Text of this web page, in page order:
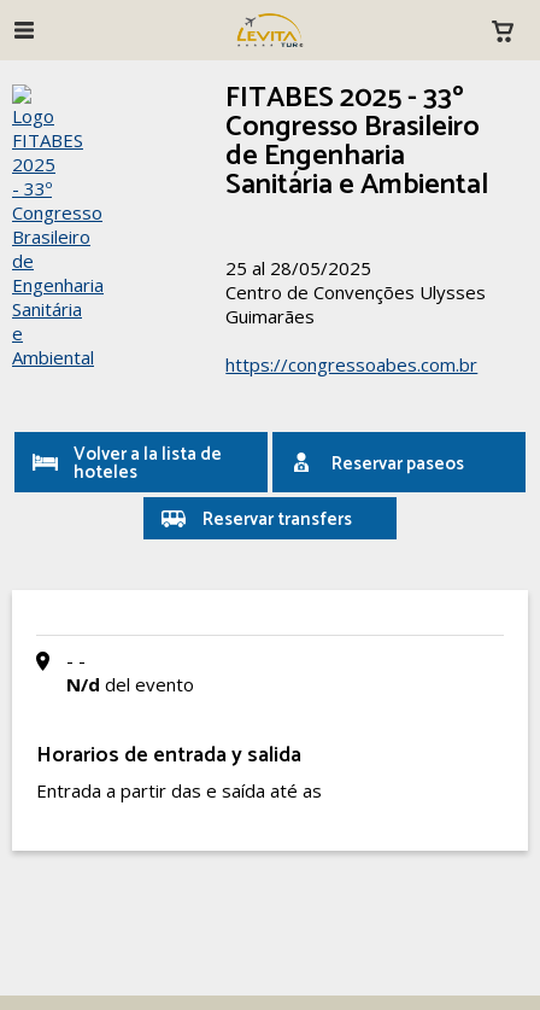
FITABES 2025 - 33º
Congresso Brasileiro
de Engenharia
Sanitária e Ambiental
25 al 28/05/2025
Centro de Convenções Ulysses
Guimarães
https://congressoabes.com.br
Volver a la lista de
hoteles
Reservar paseos
Reservar transfers
- -
N/d del evento
Horarios de entrada y salida
Entrada a partir das e saída até as